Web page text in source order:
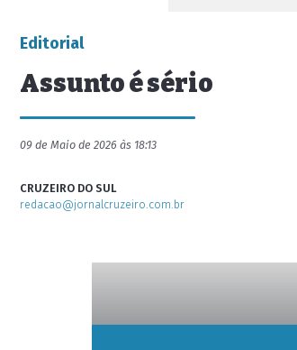
Editorial
Assunto é sério
09 de Maio de 2026 às 18:13
CRUZEIRO DO SUL
redacao@jornalcruzeiro.com.br